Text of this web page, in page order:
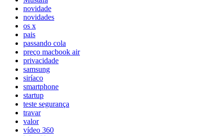
novidade
novidades
os x
pais
passando cola
preço macbook air
privacidade
samsung
siríaco
smartphone
startup
teste segurança
travar
valor
vídeo 360